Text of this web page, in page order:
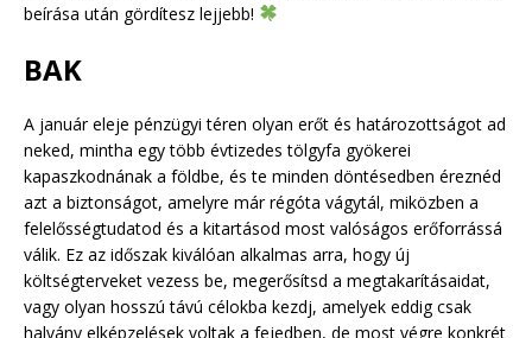
beírása után gördítesz lejjebb!
BAK
A január eleje pénzügyi téren olyan erőt és határozottságot ad
neked, mintha egy több évtizedes tölgyfa gyökerei
kapaszkodnának a földbe, és te minden döntésedben éreznéd
azt a biztonságot, amelyre már régóta vágytál, miközben a
felelősségtudatod és a kitartásod most valóságos erőforrássá
válik. Ez az időszak kiválóan alkalmas arra, hogy új
költségterveket vezess be, megerősítsd a megtakarításaidat,
vagy olyan hosszú távú célokba kezdj, amelyek eddig csak
halvány elképzelések voltak a fejedben, de most végre konkrét